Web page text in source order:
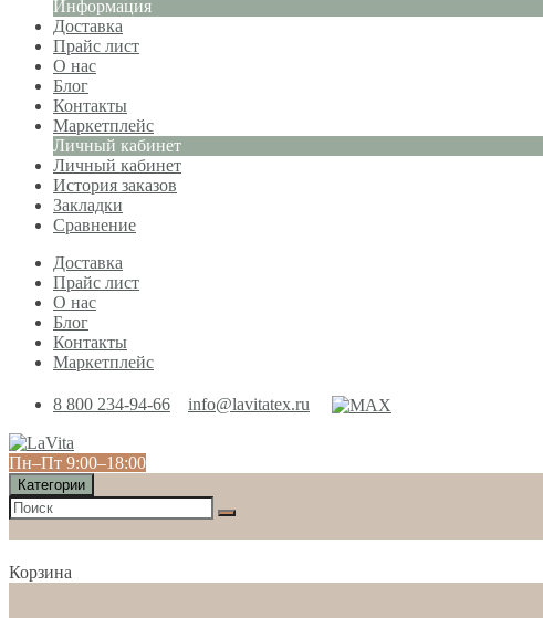
Информация
Доставка
Прайс лист
О нас
Блог
Контакты
Маркетплейс
Личный кабинет
Личный кабинет
История заказов
Закладки
Сравнение
Доставка
Прайс лист
О нас
Блог
Контакты
Маркетплейс
8 800 234-94-66 info@lavitatex.ru
Пн‒Пт 9:00‒18:00
Категории
Корзина